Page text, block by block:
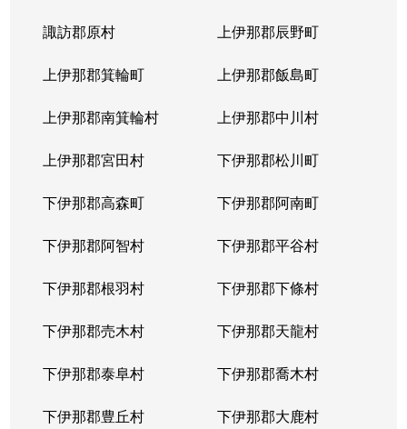
諏訪郡原村 上伊那郡辰野町
上伊那郡箕輪町 上伊那郡飯島町
上伊那郡南箕輪村 上伊那郡中川村
上伊那郡宮田村 下伊那郡松川町
下伊那郡高森町 下伊那郡阿南町
下伊那郡阿智村 下伊那郡平谷村
下伊那郡根羽村 下伊那郡下條村
下伊那郡売木村 下伊那郡天龍村
下伊那郡泰阜村 下伊那郡喬木村
下伊那郡豊丘村 下伊那郡大鹿村